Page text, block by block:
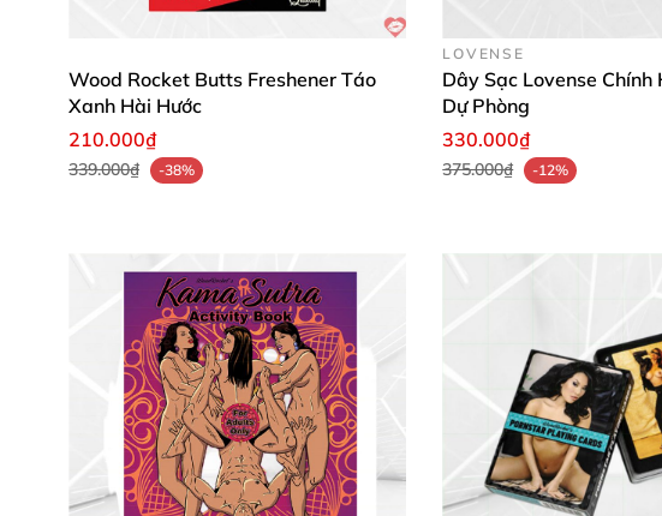
Wood Rocket Butts Freshener Táo
Xanh Hài Hước
210.000₫
339.000₫ -38%
LOVENSE
Dây Sạc Lovense Chính
Dự Phòng
330.000₫
375.000₫ -12%